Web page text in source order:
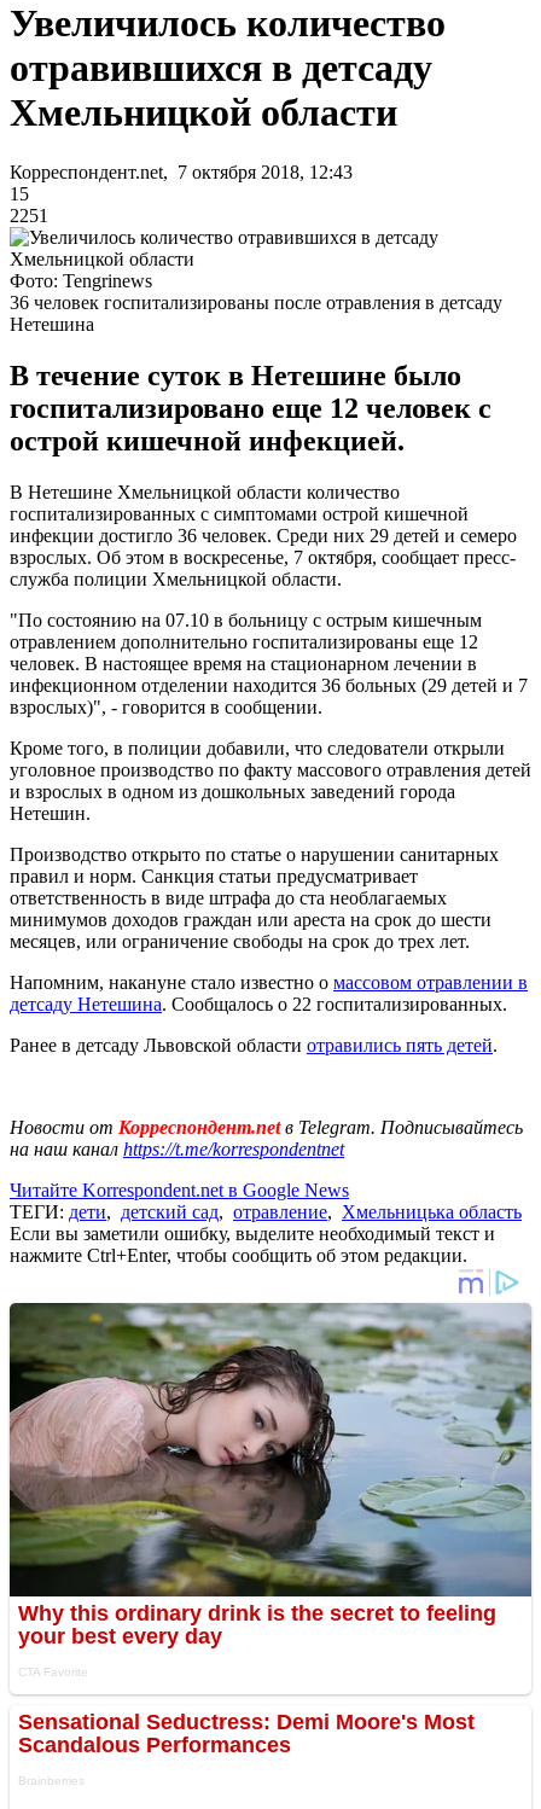
Увеличилось количество
отравившихся в детсаду
Хмельницкой области
Корреспондент.net, 7 октября 2018, 12:43
15
2251
Фото: Tengrinews
36 человек госпитализированы после отравления в детсаду
Нетешина
В течение суток в Нетешине было
госпитализировано еще 12 человек с
острой кишечной инфекцией.
В Нетешине Хмельницкой области количество
госпитализированных с симптомами острой кишечной
инфекции достигло 36 человек. Среди них 29 детей и семеро
взрослых. Об этом в воскресенье, 7 октября, сообщает пресс-
служба полиции Хмельницкой области.
"По состоянию на 07.10 в больницу с острым кишечным
отравлением дополнительно госпитализированы еще 12
человек. В настоящее время на стационарном лечении в
инфекционном отделении находится 36 больных (29 детей и 7
взрослых)", - говорится в сообщении.
Кроме того, в полиции добавили, что следователи открыли
уголовное производство по факту массового отравления детей
и взрослых в одном из дошкольных заведений города
Нетешин.
Производство открыто по статье о нарушении санитарных
правил и норм. Санкция статьи предусматривает
ответственность в виде штрафа до ста необлагаемых
минимумов доходов граждан или ареста на срок до шести
месяцев, или ограничение свободы на срок до трех лет.
Напомним, накануне стало известно о массовом отравлении в
детсаду Нетешина. Сообщалось о 22 госпитализированных.
Ранее в детсаду Львовской области отравились пять детей.
Новости от Корреспондент.netв Telegram. Подписывайтесь
на наш канал https://t.me/korrespondentnet
Читайте Korrespondent.net в Google News
ТЕГИ: дети, детский сад, отравление, Хмельницька область
Если вы заметили ошибку, выделите необходимый текст и
нажмите Ctrl+Enter, чтобы сообщить об этом редакции.